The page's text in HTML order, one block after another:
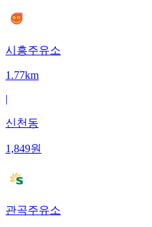
시흥주유소
1.77km
|
신천동
1,849원
관곡주유소